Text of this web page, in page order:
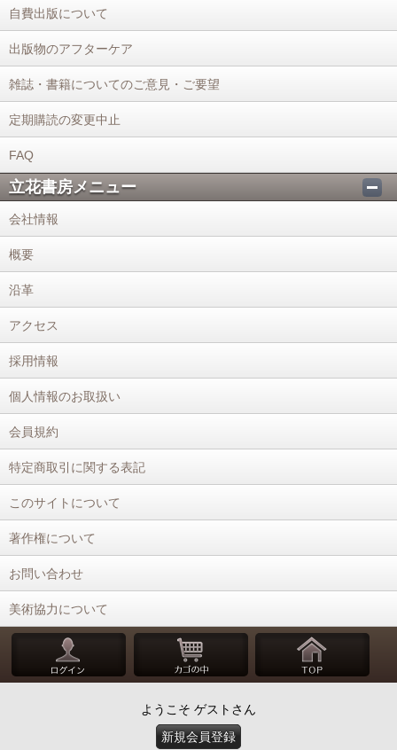
自費出版について
出版物のアフターケア
雑誌・書籍についてのご意見・ご要望
定期購読の変更中止
FAQ
立花書房メニュー
会社情報
概要
沿革
アクセス
採用情報
個人情報のお取扱い
会員規約
特定商取引に関する表記
このサイトについて
著作権について
お問い合わせ
美術協力について
ようこそ ゲストさん
新規会員登録